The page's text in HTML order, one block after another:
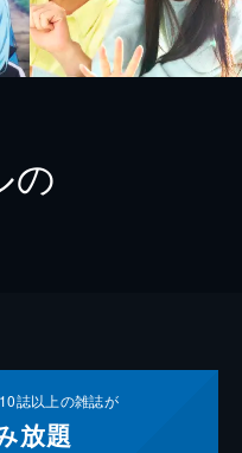
の
誌以上の雑誌が
放題